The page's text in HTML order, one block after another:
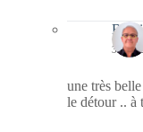
31/12/
une très
le détour .. à